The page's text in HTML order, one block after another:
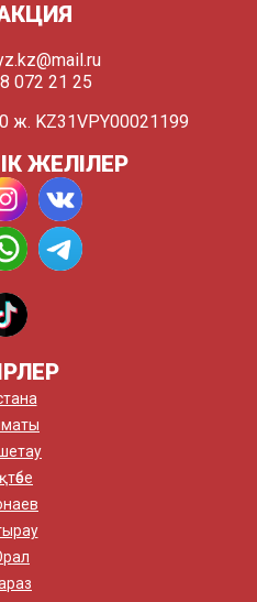
072 21 25
ж. KZ31VPY00021199
ЖЕЛІЛЕР